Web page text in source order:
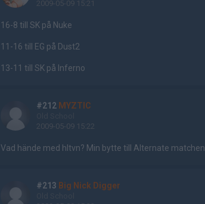
2009-05-09 15:21
16-8 till SK på Nuke
11-16 till EG på Dust2
13-11 till SK på Inferno
#212 MYZTIC
2009-05-09 15:22
Vad hände med hltvn? Min bytte till Alternate matchen
#213 Big Nick Digger